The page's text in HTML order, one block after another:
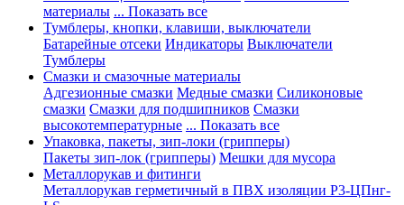
материалы ... Показать все
Тумблеры, кнопки, клавиши, выключатели
Батарейные отсеки Индикаторы Выключатели
Тумблеры
Смазки и смазочные материалы
Адгезионные смазки Медные смазки Силиконовые
смазки Смазки для подшипников Смазки
высокотемпературные ... Показать все
Упаковка, пакеты, зип-локи (грипперы)
Пакеты зип-лок (грипперы) Мешки для мусора
Металлорукав и фитинги
Металлорукав герметичный в ПВХ изоляции Р3-ЦПнг-